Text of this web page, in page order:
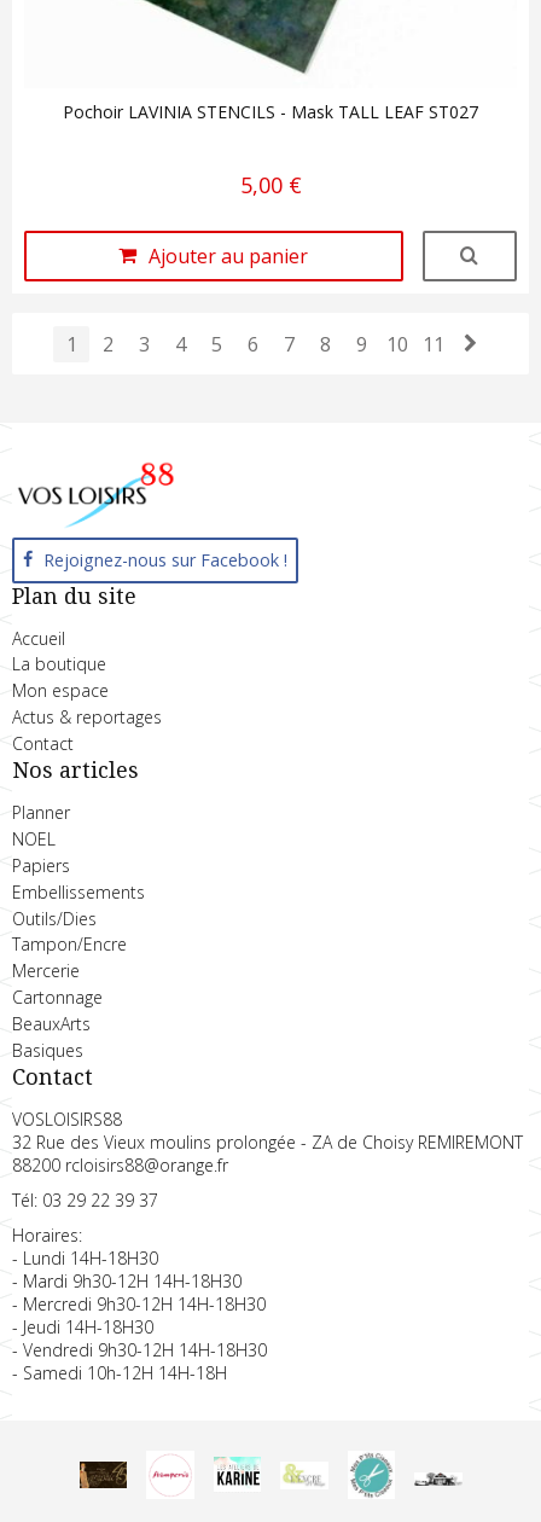
Pochoir LAVINIA STENCILS - Mask TALL LEAF ST027
5,00 €
Ajouter au panier
1 2 3 4 5 6 7 8 9 10 11
Rejoignez-nous sur Facebook !
Plan du site
Accueil
La boutique
Mon espace
Actus & reportages
Contact
Nos articles
Planner
NOEL
Papiers
Embellissements
Outils/Dies
Tampon/Encre
Mercerie
Cartonnage
BeauxArts
Basiques
Contact
VOSLOISIRS88
32 Rue des Vieux moulins prolongée - ZA de Choisy REMIREMONT
88200 rcloisirs88@orange.fr
Tél: 03 29 22 39 37
Horaires:
- Lundi 14H-18H30
- Mardi 9h30-12H 14H-18H30
- Mercredi 9h30-12H 14H-18H30
- Jeudi 14H-18H30
- Vendredi 9h30-12H 14H-18H30
- Samedi 10h-12H 14H-18H